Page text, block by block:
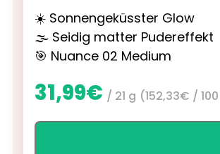
☀️ Sonnengeküsster Glow
🌫️ Seidig matter Pudereffekt
🎯 Nuance 02 Medium
31,99€ / 21 g (152,33€ /